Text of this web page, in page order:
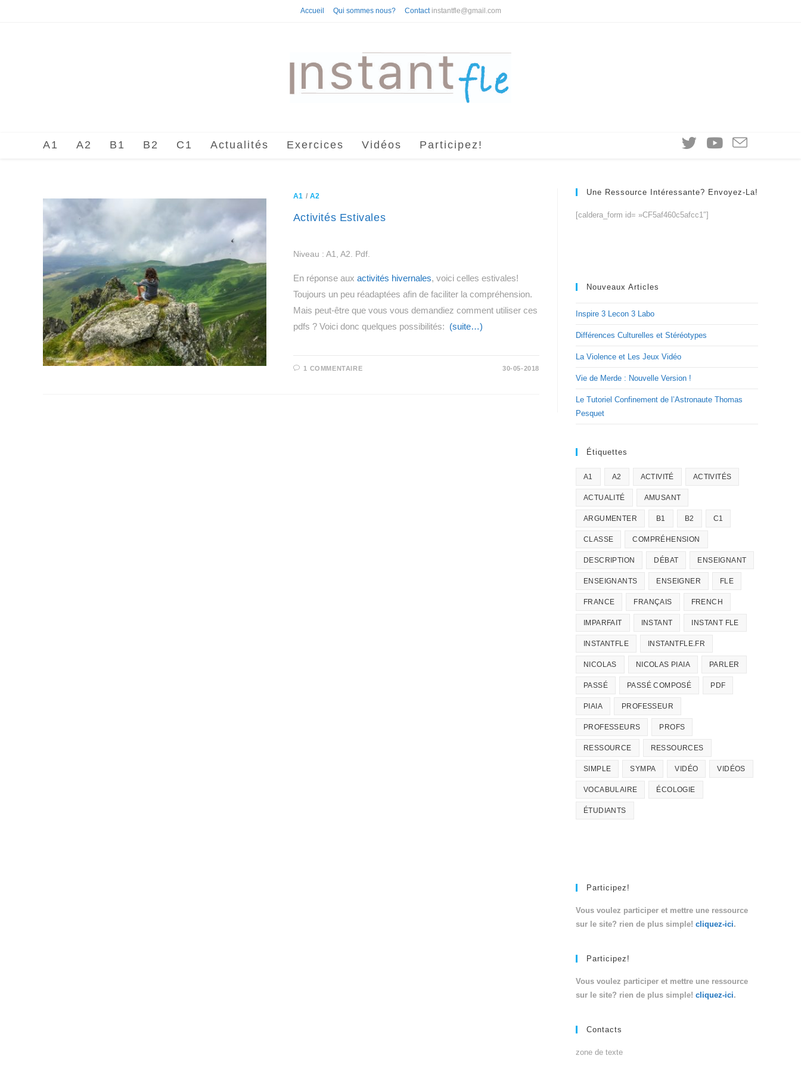
Accueil Qui sommes nous? Contact instantfle@gmail.com
A1 A2 B1 B2 C1 Actualités Exercices Vidéos Participez!
A1 / A2
Activités Estivales
Niveau : A1, A2. Pdf.
En réponse aux activités hivernales, voici celles estivales!
Toujours un peu réadaptées afin de faciliter la compréhension.
Mais peut-être que vous vous demandiez comment utiliser ces
pdfs ? Voici donc quelques possibilités: (suite…)
1 COMMENTAIRE 30-05-2018
Une Ressource Intéressante? Envoyez-La!
[caldera_form id= »CF5af460c5afcc1″]
Nouveaux Articles
Inspire 3 Lecon 3 Labo
Différences Culturelles et Stéréotypes
La Violence et Les Jeux Vidéo
Vie de Merde : Nouvelle Version !
Le Tutoriel Confinement de l’Astronaute Thomas
Pesquet
Étiquettes
A1 A2 ACTIVITÉ ACTIVITÉS
ACTUALITÉ AMUSANT
ARGUMENTER B1 B2 C1
CLASSE COMPRÉHENSION
DESCRIPTION DÉBAT ENSEIGNANT
ENSEIGNANTS ENSEIGNER FLE
FRANCE FRANÇAIS FRENCH
IMPARFAIT INSTANT INSTANT FLE
INSTANTFLE INSTANTFLE.FR
NICOLAS NICOLAS PIAIA PARLER
PASSÉ PASSÉ COMPOSÉ PDF
PIAIA PROFESSEUR
PROFESSEURS PROFS
RESSOURCE RESSOURCES
SIMPLE SYMPA VIDÉO VIDÉOS
VOCABULAIRE ÉCOLOGIE
ÉTUDIANTS
Participez!
Vous voulez participer et mettre une ressource
sur le site? rien de plus simple! cliquez-ici.
Participez!
Vous voulez participer et mettre une ressource
sur le site? rien de plus simple! cliquez-ici.
Contacts
zone de texte